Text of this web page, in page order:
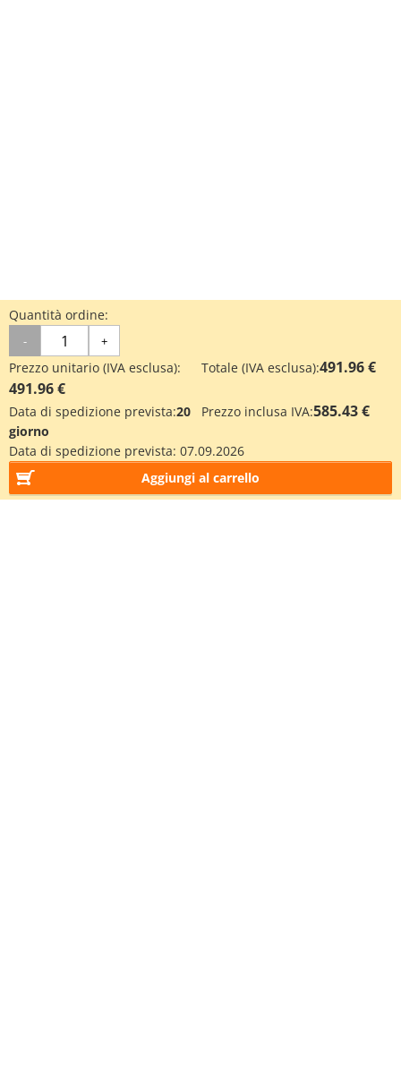
Quantità ordine:
- +
Prezzo unitario (IVA esclusa):
491.96 €
Totale (IVA esclusa):491.96 €
Data di spedizione prevista:20
giorno
Prezzo inclusa IVA:585.43 €
Data di spedizione prevista: 07.09.2026
Aggiungi al carrello